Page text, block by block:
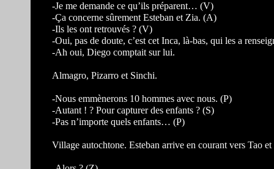
-Je me demande ce qu’ils préparent… (V)
-Ça concerne sûrement Esteban et Zia. (A)
-Ils les ont retrouvés ? (V)
-Oui, pas de doute, c’est cet Inca, là-bas, qui les a
-Ah oui, Diego comptait sur lui.
Almagro, Pizarro et Sinchi.
-Nous emmènerons 10 hommes avec nous. (P)
-Autant ! ? Pour capturer des enfants ? (S)
-Pas n’importe quels enfants… (P)
Village autochtone. Esteban arrive en courant vers Tao